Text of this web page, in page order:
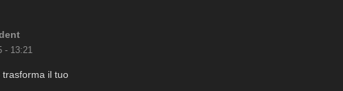
- 13:21
trasforma il tuo